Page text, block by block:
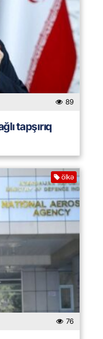
89
tapşırıq
ölkə
76